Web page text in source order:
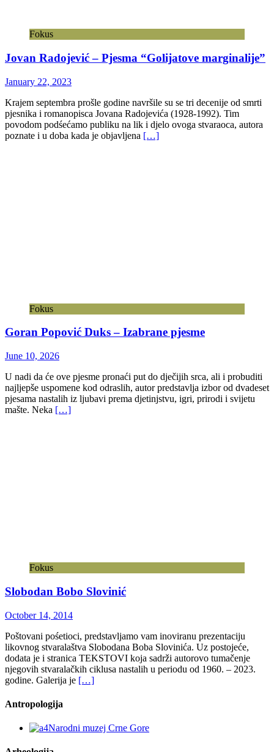
Fokus
Jovan Radojević – Pjesma “Golijatove marginalije”
January 22, 2023
Krajem septembra prošle godine navršile su se tri decenije od smrti
pjesnika i romanopisca Jovana Radojevića (1928-1992). Tim
povodom podśećamo publiku na lik i djelo ovoga stvaraoca, autora
poznate i u doba kada je objavljena […]
Fokus
Goran Popović Duks – Izabrane pjesme
June 10, 2026
U nadi da će ove pjesme pronaći put do dječijih srca, ali i probuditi
najljepše uspomene kod odraslih, autor predstavlja izbor od dvadeset
pjesama nastalih iz ljubavi prema djetinjstvu, igri, prirodi i svijetu
mašte. Neka […]
Fokus
Slobodan Bobo Slovinić
October 14, 2014
Poštovani pośetioci, predstavljamo vam inoviranu prezentaciju
likovnog stvaralaštva Slobodana Boba Slovinića. Uz postojeće,
dodata je i stranica TEKSTOVI koja sadrži autorovo tumačenje
njegovih stvaralačkih ciklusa nastalih u periodu od 1960. – 2023.
godine. Galerija je […]
Antropologija